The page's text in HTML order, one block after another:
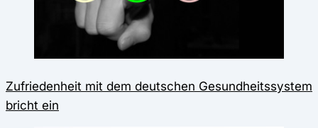
Zufriedenheit mit dem deutschen Gesundheitssystem
bricht ein